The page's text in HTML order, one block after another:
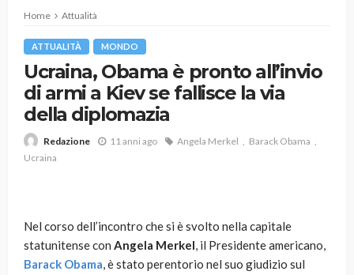
Home Attualità
ATTUALITÀ MONDO
Ucraina, Obama è pronto all’invio
di armi a Kiev se fallisce la via
della diplomazia
Redazione 11 anni ago Angela Merkel
Barack Obama
Ucraina
Nel corso dell’incontro che si è svolto nella capitale
statunitense con Angela Merkel, il Presidente americano,
Barack Obama, è stato perentorio nel suo giudizio sul